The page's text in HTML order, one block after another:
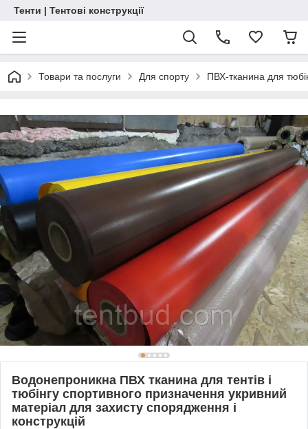
Тенти | Тентові конструкції
Товари та послуги Для спорту ПВХ-тканина для
Водонепроникна ПВХ тканина для тентів і
тюбінгу спортивного призначення укривний
матеріал для захисту спорядження і
конструкцій